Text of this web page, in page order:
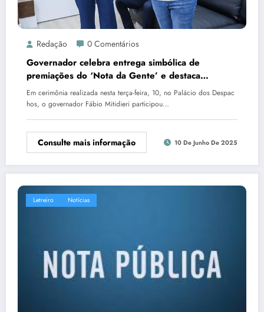
Redação 0 Comentários
Governador celebra entrega simbólica de
premiações do ‘Nota da Gente’ e destaca
incentivo à cidadania fiscal
Em cerimônia realizada nesta terça-feira, 10, no Palácio dos Despac
hos, o governador Fábio Mitidieri participou…
Consulte mais informação 10 De Junho De 2025
Letreiro Notícias